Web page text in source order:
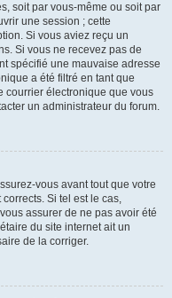
soit par vous-même ou soit par
une session ; cette
Si vous aviez reçu un
Si vous ne recevez pas de
spécifié une mauvaise adresse
a été filtré en tant que
courrier électronique que vous
un administrateur du forum.
vous avant tout que votre
Si tel est le cas,
assurer de ne pas avoir été
du site internet ait un
de la corriger.